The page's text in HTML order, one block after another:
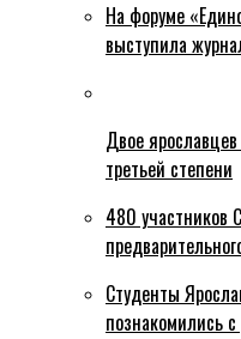
На форуме
выступила
Двое
третьей степени
480 участников
Студенты
познакомились